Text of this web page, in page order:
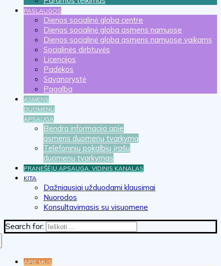
PASLAUGOS
Dienos socialinė globa centre
Dienos socialinė globa asmens namuose
Dienos socialinė globa asmens namuose vaikams
Socialinės dirbtuvės
Licencijos
Padėkos
Savanorystė
Pagalba
ASMENS
DUOMENŲ
APSAUGA
Bendra informacija apie
asmens duomenų tvarkymą
Telefoninių pokalbių įrašų
duomenų tvarkymas
PRANEŠĖJŲ APSAUGA. VIDINIS KANALAS
KITA
Dažniausiai užduodami klausimai
Nuorodos
Konsultavimasis su visuomene
Search for:
APIE MUS